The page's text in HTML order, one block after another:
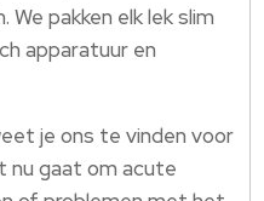
pakken elk lek slim
apparatuur en
je ons te vinden voor
nu gaat om acute